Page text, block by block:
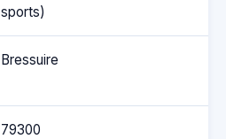
sports)
Bressuire
79300